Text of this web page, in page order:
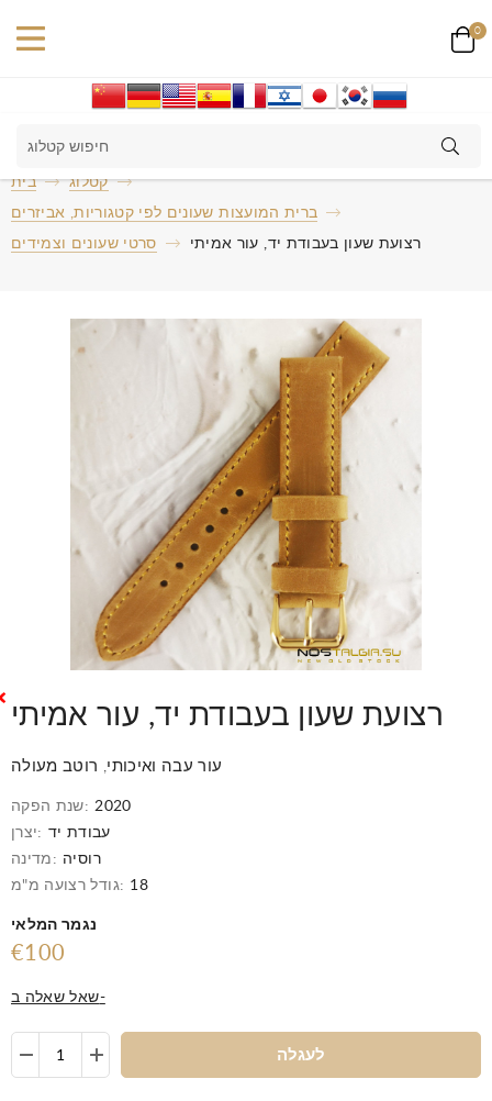
0
בית
קטלוג
ברית המועצות שעונים לפי קטגוריות, אביזרים
סרטי שעונים וצמידים
רצועת שעון בעבודת יד, עור אמיתי
רצועת שעון בעבודת יד, עור אמיתי
עור עבה ואיכותי, רוטב מעולה
שנת הפקה: 2020
יצרן: עבודת יד
מדינה: רוסיה
גודל רצועה מ"מ: 18
נגמר המלאי
€100
שאל שאלה ב-
לעגלה